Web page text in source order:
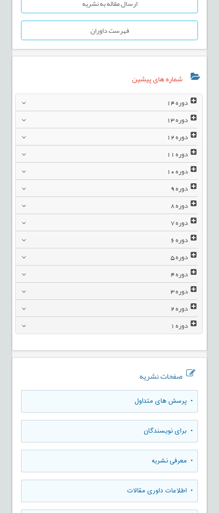
ارسال مقاله به نشریه
فهرست داوران
شماره های پیشین
دوره14
دوره13
دوره12
دوره11
دوره10
دوره9
دوره8
دوره7
دوره6
دوره5
دوره4
دوره3
دوره2
دوره1
صفحات نشریه
• پرسش های متداول
• برای نویسندگان
• معرفی نشریه
• اطلاعات داوری مقالات